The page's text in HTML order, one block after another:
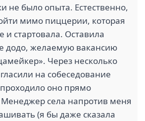
не было опыта. Естественно,
мимо пиццерии, которая
и стартовала. Оставила
додо, желаемую вакансию
Через несколько
на собеседование
оно прямо
Менеджер села напротив меня
(я бы даже сказала